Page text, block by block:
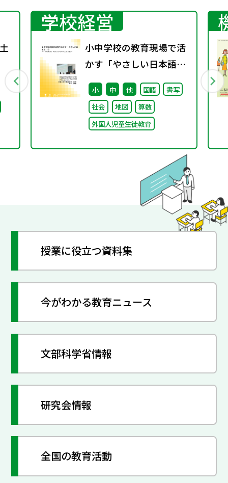
学校経営
小中学校の教育現場で活
かす「やさしい日本語」
② ～「（学校内での）子
どもたちへのやさしい日
本語」～
小 中 他 国語
書写
社会
地図
算数
外国人児童生徒教育
授業に役立つ資料集
今がわかる教育ニュース
文部科学省情報
研究会情報
全国の教育活動